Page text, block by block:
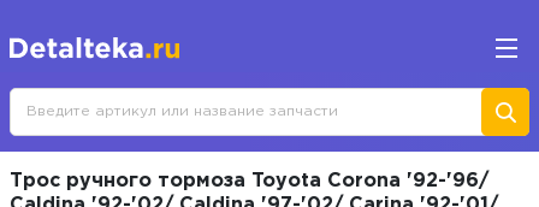
Трос ручного тормоза Toyota Corona '92-'96/